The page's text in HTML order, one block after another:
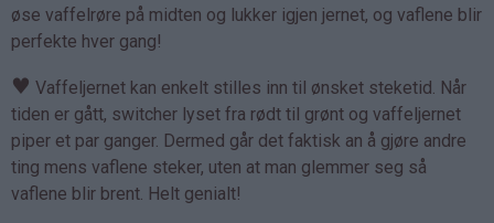
øse vaffelrøre på midten og lukker igjen jernet, og vaflene blir
perfekte hver gang!
♥ Vaffeljernet kan enkelt stilles inn til ønsket steketid. Når
tiden er gått, switcher lyset fra rødt til grønt og vaffeljernet
piper et par ganger. Dermed går det faktisk an å gjøre andre
ting mens vaflene steker, uten at man glemmer seg så
vaflene blir brent. Helt genialt!